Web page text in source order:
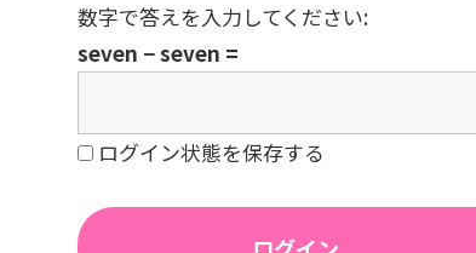
数字で答えを入力してください:
seven − seven =
ログイン状態を保存する